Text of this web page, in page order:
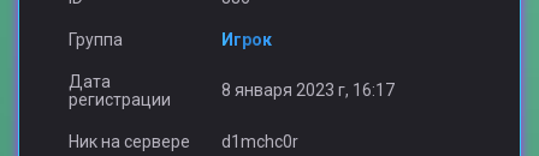
Группа Игрок
Дата
регистрации
8 января 2023 г, 16:17
Ник на сервере d1mchc0r